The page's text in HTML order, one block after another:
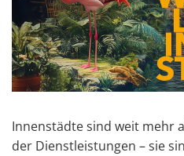
Innenstädte sind weit mehr
der Dienstleistungen – sie